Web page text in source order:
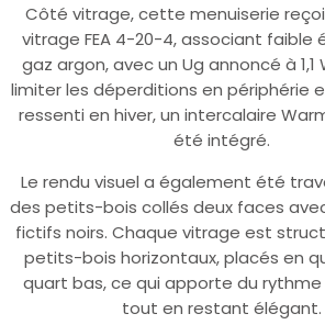
Côté vitrage, cette menuiserie
vitrage FEA 4-20-4, associant faible
gaz argon, avec un Ug annoncé à 1,1
limiter les déperditions en périphérie
ressenti en hiver, un intercalaire
été intégré.
Le rendu visuel a également été
des petits-bois collés deux faces
fictifs noirs. Chaque vitrage est
petits-bois horizontaux, placés en
quart bas, ce qui apporte du
tout en restant élégant.